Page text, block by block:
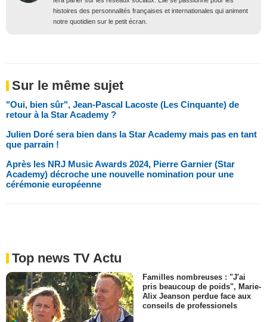
histoires des personnalités françaises et internationales qui animent
notre quotidien sur le petit écran.
Sur le même sujet
"Oui, bien sûr", Jean-Pascal Lacoste (Les Cinquante) de
retour à la Star Academy ?
Julien Doré sera bien dans la Star Academy mais pas en tant
que parrain !
Après les NRJ Music Awards 2024, Pierre Garnier (Star
Academy) décroche une nouvelle nomination pour une
cérémonie européenne
Top news TV Actu
Familles nombreuses : "J'ai
pris beaucoup de poids", Marie-
Alix Jeanson perdue face aux
conseils de professionels